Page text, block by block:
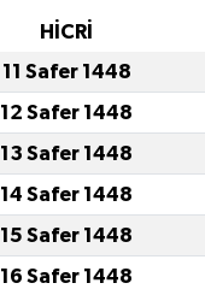
HİCRİ
11 Safer 1448
12 Safer 1448
13 Safer 1448
14 Safer 1448
15 Safer 1448
16 Safer 1448